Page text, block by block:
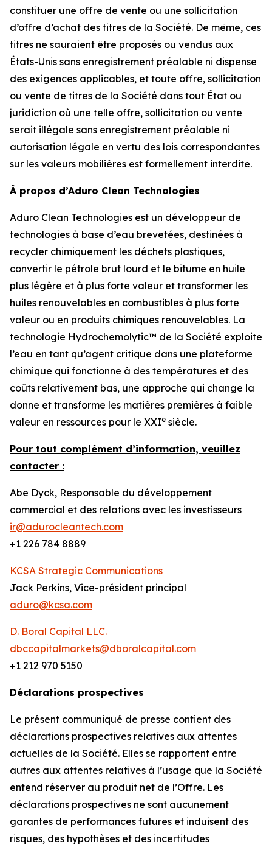
constituer une offre de vente ou une sollicitation
d’offre d’achat des titres de la Société. De même, ces
titres ne sauraient être proposés ou vendus aux
États-Unis sans enregistrement préalable ni dispense
des exigences applicables, et toute offre, sollicitation
ou vente de titres de la Société dans tout État ou
juridiction où une telle offre, sollicitation ou vente
serait illégale sans enregistrement préalable ni
autorisation légale en vertu des lois correspondantes
sur les valeurs mobilières est formellement interdite.
À propos d’Aduro Clean Technologies
Aduro Clean Technologies est un développeur de
technologies à base d’eau brevetées, destinées à
recycler chimiquement les déchets plastiques,
convertir le pétrole brut lourd et le bitume en huile
plus légère et à plus forte valeur et transformer les
huiles renouvelables en combustibles à plus forte
valeur ou en produits chimiques renouvelables. La
technologie Hydrochemolytic™ de la Société exploite
l’eau en tant qu’agent critique dans une plateforme
chimique qui fonctionne à des températures et des
coûts relativement bas, une approche qui change la
donne et transforme les matières premières à faible
valeur en ressources pour le XXIe siècle.
Pour tout complément d’information, veuillez
contacter :
Abe Dyck, Responsable du développement
commercial et des relations avec les investisseurs
ir@adurocleantech.com
+1 226 784 8889
KCSA Strategic Communications
Jack Perkins, Vice-président principal
aduro@kcsa.com
D. Boral Capital LLC.
dbccapitalmarkets@dboralcapital.com
+1 212 970 5150
Déclarations prospectives
Le présent communiqué de presse contient des
déclarations prospectives relatives aux attentes
actuelles de la Société. Elles se rapportent entre
autres aux attentes relatives à l’usage que la Société
entend réserver au produit net de l’Offre. Les
déclarations prospectives ne sont aucunement
garantes de performances futures et induisent des
risques, des hypothèses et des incertitudes